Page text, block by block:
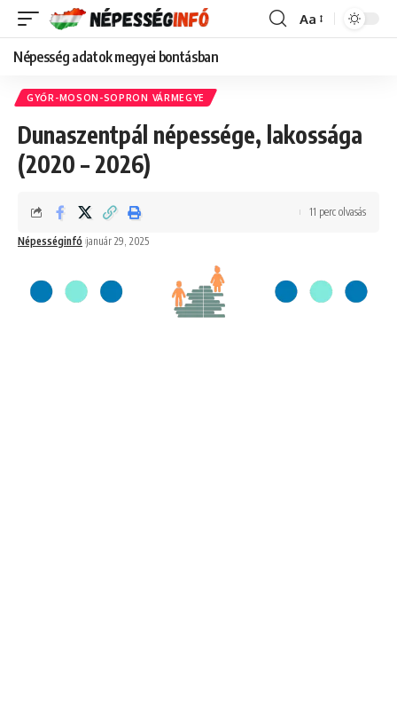
Font
Aa
Népesség adatok megyei bontásban
GYŐR-MOSON-SOPRON VÁRMEGYE
Dunaszentpál népessége, lakossága
(2020 – 2026)
Népességinfó január 29, 2025
11 perc olvasás